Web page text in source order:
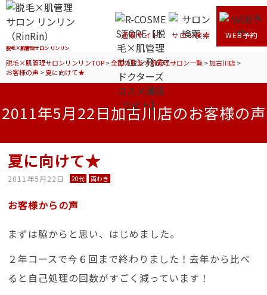
脱毛×肌管理サロン リンリン
通販サイト サロン検索 WEB予約
脱毛×肌管理サロンリンリンTOP>全国の脱毛×肌管理サロン一覧>加古川店>
お客様の声 >夏に向けて★
2011年5月22日加古川店のお客様の声
夏に向けて★
2011年5月22日 20代 両わき
お客様からの声
まずは脇からと思い、はじめました。
２年コースで今６回まで終わりました！去年から比べ
ると自己処理の回数がすごく減っています！